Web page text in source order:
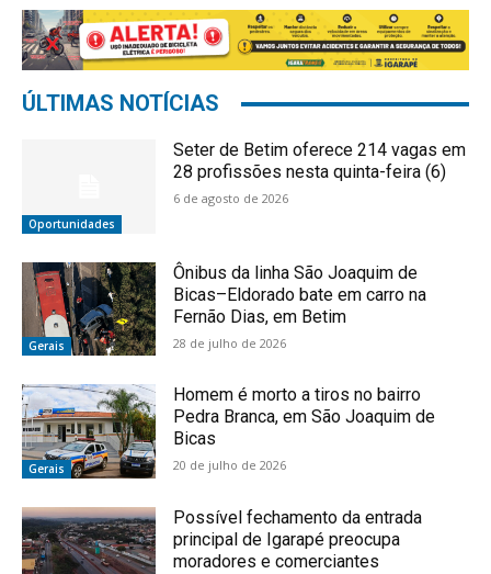
ÚLTIMAS NOTÍCIAS
Oportunidades
Seter de Betim oferece 214 vagas em
28 profissões nesta quinta-feira (6)
6 de agosto de 2026
Gerais
Ônibus da linha São Joaquim de
Bicas–Eldorado bate em carro na
Fernão Dias, em Betim
28 de julho de 2026
Gerais
Homem é morto a tiros no bairro
Pedra Branca, em São Joaquim de
Bicas
20 de julho de 2026
Possível fechamento da entrada
principal de Igarapé preocupa
moradores e comerciantes